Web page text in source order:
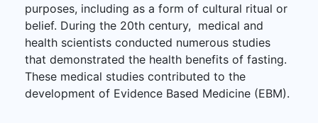
purposes, including as a form of cultural ritual or
belief. During the 20th century, medical and
health scientists conducted numerous studies
that demonstrated the health benefits of fasting.
These medical studies contributed to the
development of Evidence Based Medicine (EBM).